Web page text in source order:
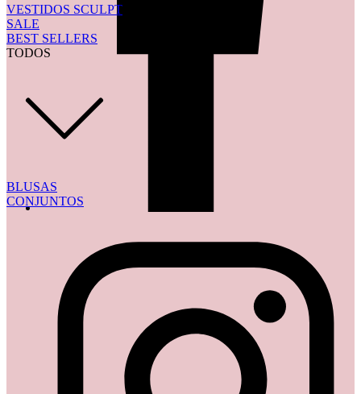
VESTIDOS SCULPT
SALE
BEST SELLERS
TODOS
BLUSAS
CONJUNTOS